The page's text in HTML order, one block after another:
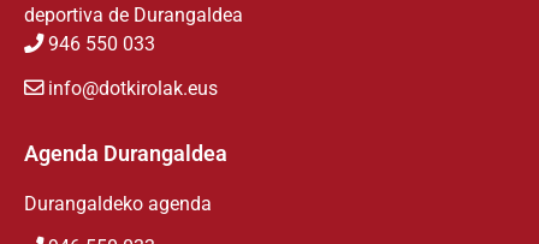
deportiva de Durangaldea
946 550 033
info@dotkirolak.eus
Agenda Durangaldea
Durangaldeko agenda